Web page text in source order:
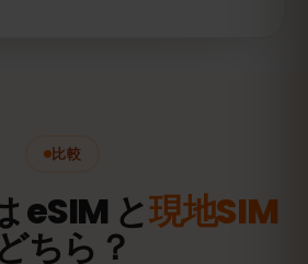
比較
eSIM と現地SIM
どちら？